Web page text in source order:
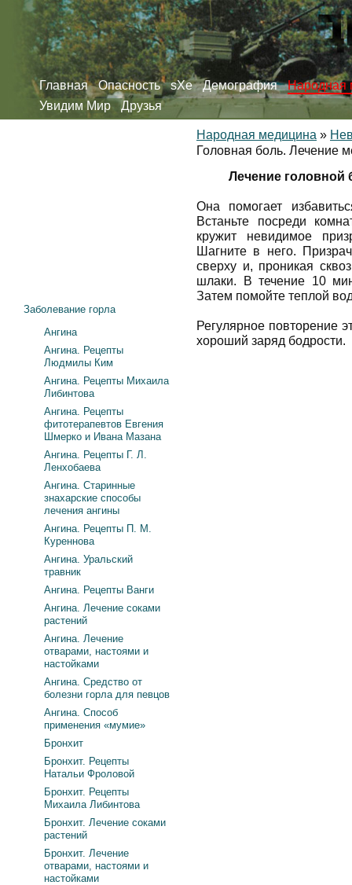
Главная Опасность sXe Демография
Народная
Увидим Мир
Друзья
Народная медицина »
Головная боль. Лечение
Лечение головной
Она помогает
Встаньте посреди
кружит невидимое
Шагните в него.
сверху и, проникая
шлаки. В течение 10
Затем помойте теплой
Регулярное повторение
хороший заряд бодрости.
Заболевание горла
Ангина
Ангина. Рецепты
Людмилы Ким
Ангина. Рецепты Михаила
Либинтова
Ангина. Рецепты
фитотерапевтов Евгения
Шмерко и Ивана Мазана
Ангина. Рецепты Г. Л.
Ленхобаева
Ангина. Старинные
знахарские способы
лечения ангины
Ангина. Рецепты П. М.
Куреннова
Ангина. Уральский
травник
Ангина. Рецепты Ванги
Ангина. Лечение соками
растений
Ангина. Лечение
отварами, настоями и
настойками
Ангина. Средство от
болезни горла для певцов
Ангина. Способ
применения «мумие»
Бронхит
Бронхит. Рецепты
Натальи Фроловой
Бронхит. Рецепты
Михаила Либинтова
Бронхит. Лечение соками
растений
Бронхит. Лечение
отварами, настоями и
настойками